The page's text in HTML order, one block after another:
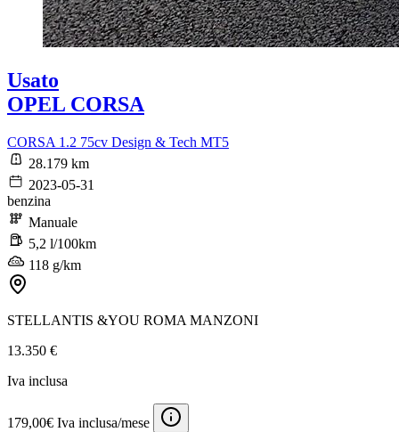
Usato
OPEL CORSA
CORSA 1.2 75cv Design & Tech MT5
28.179 km
2023-05-31
benzina
Manuale
5,2 l/100km
118 g/km
STELLANTIS &YOU ROMA MANZONI
13.350 €
Iva inclusa
179,00€ Iva inclusa/mese